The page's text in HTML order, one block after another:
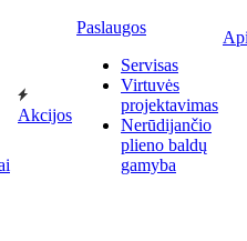
Akcijos
Paslaugos
Servisas
Virtuvės
projektavimas
Nerūdijančio
plieno baldų
gamyba